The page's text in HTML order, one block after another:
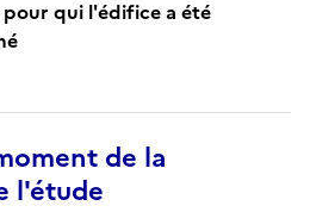
qui l'édifice a été
de la
l'étude